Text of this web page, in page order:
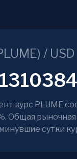
) / USD
курс PLUME
Общая рыночная
сутки